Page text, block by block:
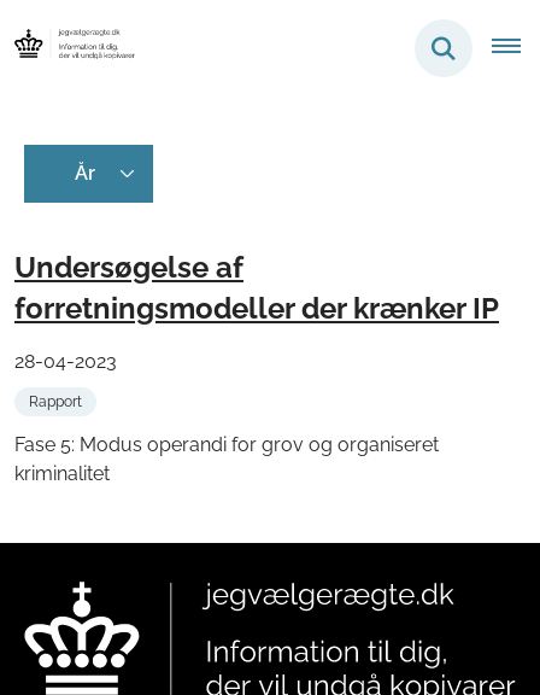
Undersøgelse af
forretningsmodeller der krænker IP
28-04-2023
Rapport
Fase 5: Modus operandi for grov og organiseret
kriminalitet